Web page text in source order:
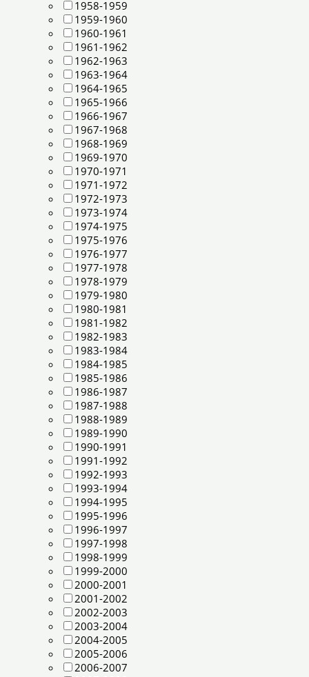
1958-1959
1959-1960
1960-1961
1961-1962
1962-1963
1963-1964
1964-1965
1965-1966
1966-1967
1967-1968
1968-1969
1969-1970
1970-1971
1971-1972
1972-1973
1973-1974
1974-1975
1975-1976
1976-1977
1977-1978
1978-1979
1979-1980
1980-1981
1981-1982
1982-1983
1983-1984
1984-1985
1985-1986
1986-1987
1987-1988
1988-1989
1989-1990
1990-1991
1991-1992
1992-1993
1993-1994
1994-1995
1995-1996
1996-1997
1997-1998
1998-1999
1999-2000
2000-2001
2001-2002
2002-2003
2003-2004
2004-2005
2005-2006
2006-2007